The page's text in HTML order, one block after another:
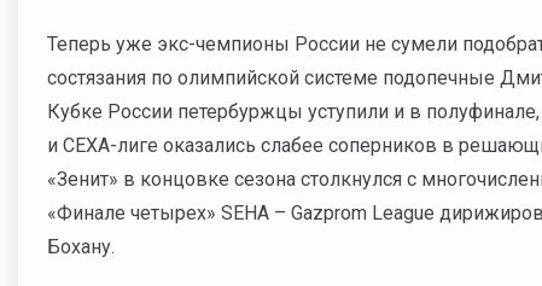
Теперь уже экс-чемпионы России не сумели
состязания по олимпийской системе подопечные
Кубке России петербуржцы уступили и в
и СЕХА-лиге оказались слабее соперников в
«Зенит» в концовке сезона столкнулся с
«Финале четырех» SEHA – Gazprom League
Бохану.